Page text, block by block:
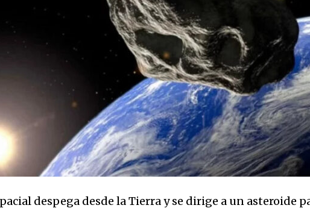
despega desde la Tierra y se dirige a un asteroide